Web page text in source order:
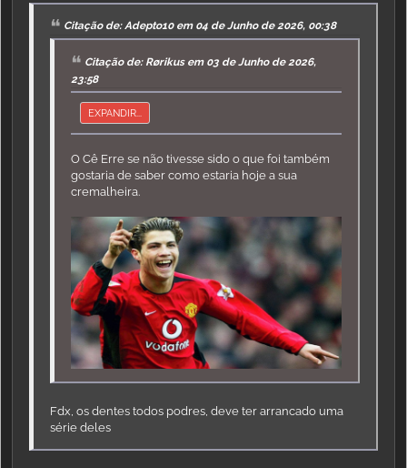
Citação de: Adepto10 em 04 de Junho de 2026, 00:38
Citação de: Rørikus em 03 de Junho de 2026,
23:58
EXPANDIR...
O Cê Erre se não tivesse sido o que foi também
gostaria de saber como estaria hoje a sua
cremalheira.
Fdx, os dentes todos podres, deve ter arrancado uma
série deles